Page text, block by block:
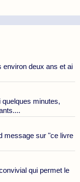
environ deux ans et ai
minutes,
message sur "ce livre
qui permet le